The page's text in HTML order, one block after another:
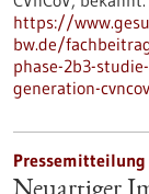
https://
bw.de/
phase-2b3-
generation-
Pressemitteilung